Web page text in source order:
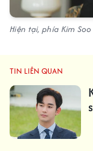
Hiện tại, phía Kim
TIN LIÊN QUAN